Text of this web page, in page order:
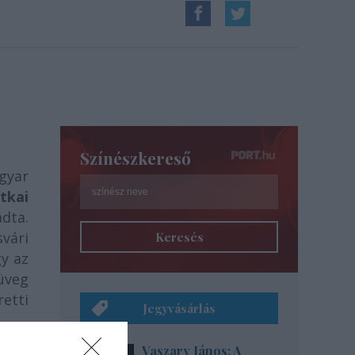
az
Színészkereső
Keresés
Jegyvásárlás
Vaszary János: A